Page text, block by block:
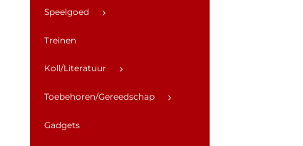
Speelgoed
Treinen
Koll/Literatuur
Toebehoren/Gereedschap
Gadgets